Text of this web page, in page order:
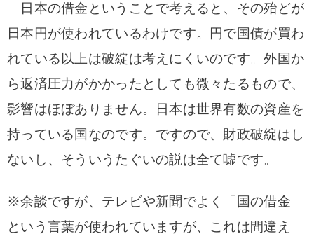
日本の借金ということで考えると、その殆どが
日本円が使われているわけです。円で国債が買わ
れている以上は破綻は考えにくいのです。外国か
ら返済圧力がかかったとしても微々たるもので、
影響はほぼありません。日本は世界有数の資産を
持っている国なのです。ですので、 財政破綻はし
ないし、そういうたぐいの説は全て嘘です。
※余談ですが、テレビや新聞でよく「国の借金」
という言葉が使われていますが、これは間違え